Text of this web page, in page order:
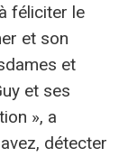
féliciter le
et son
et
et ses
», a
détecter